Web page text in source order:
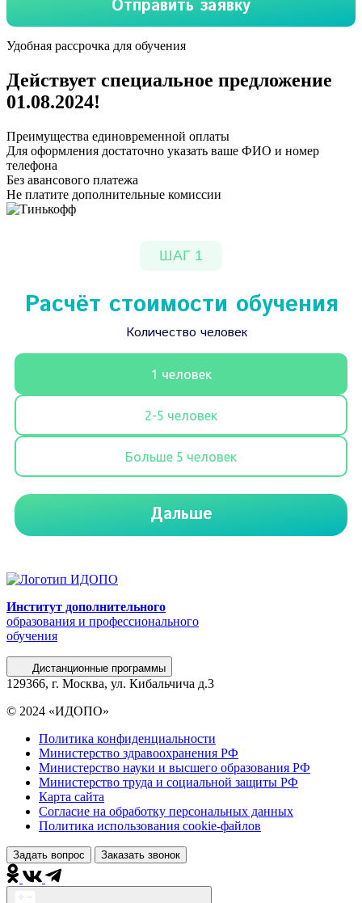
Удобная рассрочка для обучения
Действует специальное предложение
01.08.2024!
Преимущества единовременной оплаты
Для оформления достаточно указать ваше ФИО и номер
телефона
Без авансового платежа
Не платите дополнительные комиссии
Институт дополнительного
образования и профессионального
обучения
Дистанционные программы
129366, г. Москва, ул. Кибальчича д.3
© 2024 «ИДОПО»
Политика конфиденциальности
Министерство здравоохранения РФ
Министерство науки и высшего образования РФ
Министерство труда и социальной защиты РФ
Карта сайта
Согласие на обработку персональных данных
Политика использования сookie-файлов
Задать вопрос Заказать звонок